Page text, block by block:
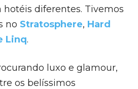
diferentes. Tivemos
no Stratosphere, Hard
Linq.
luxo e glamour,
os belíssimos